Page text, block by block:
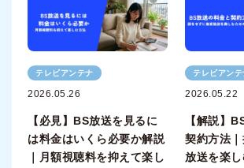
テレビアンテナ
2026.05.26
【必見】BS放送を見るに
は料金はいくら必要か解説
｜月額視聴料を抑えて楽し
テレビアンテ
2026.05.22
【解説】
契約方法
放送を楽